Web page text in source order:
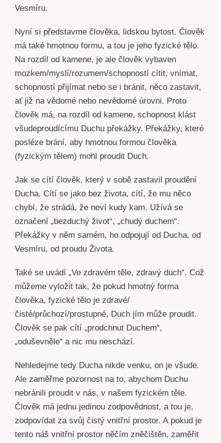
Vesmíru.
Nyní si představme člověka, lidskou bytost. Člověk
má také hmotnou formu, a tou je jeho fyzické tělo.
Na rozdíl od kamene, je ale člověk vybaven
mozkem/myslí/rozumem/schopností cítit, vnímat,
schopností přijímat nebo se i bránit, něco zastavit,
ať již na vědomé nebo nevědomé úrovni. Proto
člověk má, na rozdíl od kamene, schopnost klást
všudeproudícímu Duchu překážky. Překážky, které
posléze brání, aby hmotnou formou člověka
(fyzickým tělem) mohl proudit Duch.
Jak se cítí člověk, který v sobě zastavil proudění
Ducha. Cítí se jako bez života, cítí, že mu něco
chybí, že strádá, že neví kudy kam. Užívá se
označení „bezduchý život“, „chudý duchem“.
Překážky v něm samém, ho odpojují od Ducha, od
Vesmíru, od proudu Života.
Také se uvádí „Ve zdravém těle, zdravý duch“. Což
můžeme vyložit tak, že pokud hmotný forma
člověka, fyzické tělo je zdravé/
čisté/průchozí/prostupné, Duch jím může proudit.
Člověk se pak cítí „prodchnut Duchem“,
„oduševněle“ a nic mu neschází.
Nehledejme tedy Ducha nikde venku, on je všude.
Ale zaměřme pozornost na to, abychom Duchu
nebránili proudit v nás, v našem fyzickém těle.
Člověk má jednu jedinou zodpovědnost, a tou je,
zodpovídat za svůj čistý vnitřní prostor. A pokud je
tento náš vnitřní prostor něčím zněčištěn, zaměřit